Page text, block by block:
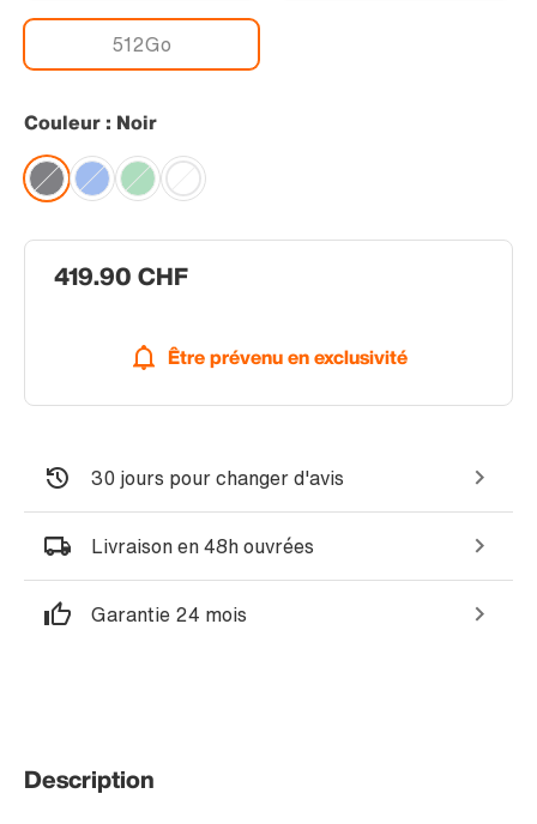
419.90 CHF
Être prévenu en exclusivité
512Go
Couleur : Noir
30 jours pour changer d'avis
Livraison en 48h ouvrées
Garantie 24 mois
Description